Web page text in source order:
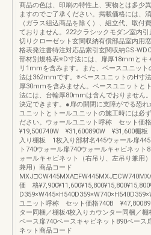
商品の色は、印刷の特性上、実物とは多少
ますのでご了承ください。掲載価格には、
（ガラス組込商品を除く）、組立代、取付
ておりません。222クラシックモダン室内
切りクローゼット玄関収納有償部品室内用
格表発注書特注対応品索引玄関収納GS-
部材別規格表※D寸法には、扉厚18mmとキ
リ1mmを含みます。また、ベースユニット
法は362mmです。※ベースユニットのH寸
厚30mmを含みません。ベースユニットと
法には、台輪厚80mmは含んでおりません
決定できます。●扉の開閉に支障がでる恐
ユニットとトールユニットの施工時には必
ださい。ウォールユニット呼称 セット価
¥19,500740W ¥31,600890W ¥31,600棚
入り棚板 1枚入り部材名445ウォール扉
ト740ウォール扉740ウォールキャビネット
ォールキャビネット（右吊り、左吊り兼用
兼用）商品コード
価 格
ユニット呼称 セット価格740B
ター同梱／棚板4枚入りカウンター同梱／
ベース扉740ベースキャビネット890ベース
ネット商品コード